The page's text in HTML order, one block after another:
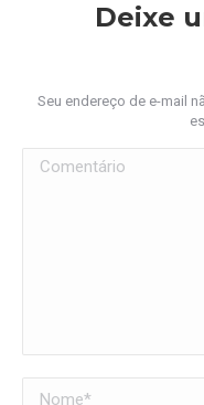
Deixe
Seu endereço de e-mail
Comentário
Nome *